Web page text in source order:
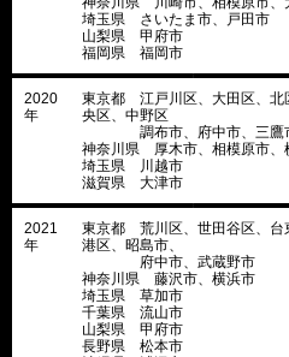
埼玉県 さいたま市、戸田市
山梨県 甲府市
福岡県 福岡市
2020
年
東京都 江戸川区、大田区、北
央区、中野区
調布市、府中市、三鷹市
神奈川県 厚木市、相模原市、
埼玉県 川越市
滋賀県 大津市
2021
年
東京都 荒川区、世田谷区、台
港区、昭島市、
府中市、武蔵野市
神奈川県 藤沢市、横浜市
埼玉県 草加市
千葉県 流山市
山梨県 甲府市
長野県 松本市